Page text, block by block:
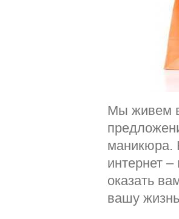
Мы живем
маникюра.
интернет
оказать
вашу